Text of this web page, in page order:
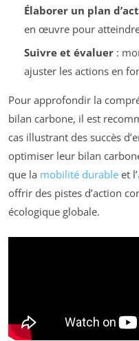
Élaborer un plan
en œuvre pour
Suivre et évaluer:
ajuster les actions en
Pour approfondir la
bilan carbone, il est
cas illustrant des succès
optimiser leur bilan
que la mobilité durable et l’
offrir des pistes d’action
écologique globale.